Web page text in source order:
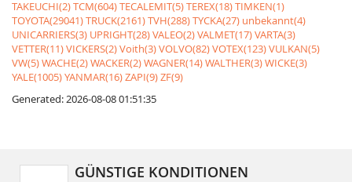
TAKEUCHI(2)TCM(604)TECALEMIT(5)TEREX(18)TIMKEN(1)
TOYOTA(29041)TRUCK(2161)TVH(288)TYCKA(27) unbekannt(4)
UNICARRIERS(3) UPRIGHT(28)VALEO(2)VALMET(17)VARTA(3)
VETTER(11)VICKERS(2)Voith(3)VOLVO(82)VOTEX(123)VULKAN(5)
VW(5)WACHE(2)WACKER(2)WAGNER(14)WALTHER(3)WICKE(3)
YALE(1005)YANMAR(16)ZAPI(9)ZF(9)
Generated: 2026-08-08 01:51:35
GÜNSTIGE KONDITIONEN